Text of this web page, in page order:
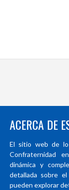
ACERCA DE
El sitio web de
Confraternidad
dinámica y
detallada sobre
pueden explorar